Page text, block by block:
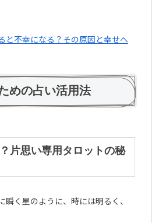
と不幸になる？その原因と幸せへ
めの占い活用法
片思い専用タロットの秘
く星のように、時には明るく、